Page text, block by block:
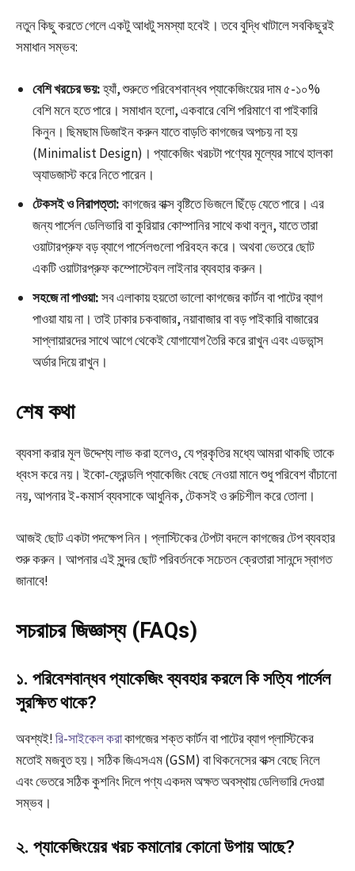
নতুন কিছু করতে গেলে একটু আধটু সমস্যা হবেই। তবে বুদ্ধি খাটালে সবকিছুরই
সমাধান সম্ভব:
বেশি খরচের ভয়:হ্যাঁ, শুরুতে পরিবেশবান্ধব প্যাকেজিংয়ের দাম ৫-১০%
বেশি মনে হতে পারে। সমাধান হলো, একবারে বেশি পরিমাণে বা পাইকারি
কিনুন। ছিমছাম ডিজাইন করুন যাতে বাড়তি কাগজের অপচয় না হয়
(Minimalist Design)। প্যাকেজিং খরচটা পণ্যের মূল্যের সাথে হালকা
অ্যাডজাস্ট করে নিতে পারেন।
টেকসই ও নিরাপত্তা:কাগজের বাক্স বৃষ্টিতে ভিজলে ছিঁড়ে যেতে পারে। এর
জন্য পার্সেল ডেলিভারি বা কুরিয়ার কোম্পানির সাথে কথা বলুন, যাতে তারা
ওয়াটারপ্রুফ বড় ব্যাগে পার্সেলগুলো পরিবহন করে। অথবা ভেতরে ছোট
একটি ওয়াটারপ্রুফ কম্পোস্টেবল লাইনার ব্যবহার করুন।
সহজে না পাওয়া:সব এলাকায় হয়তো ভালো কাগজের কার্টন বা পাটের ব্যাগ
পাওয়া যায় না। তাই ঢাকার চকবাজার, নয়াবাজার বা বড় পাইকারি বাজারের
সাপ্লায়ারদের সাথে আগে থেকেই যোগাযোগ তৈরি করে রাখুন এবং এডভান্স
অর্ডার দিয়ে রাখুন।
শেষ কথা
ব্যবসা করার মূল উদ্দেশ্য লাভ করা হলেও, যে প্রকৃতির মধ্যে আমরা থাকছি তাকে
ধ্বংস করে নয়। ইকো-ফ্রেন্ডলি প্যাকেজিং বেছে নেওয়া মানে শুধু পরিবেশ বাঁচানো
নয়, আপনার ই-কমার্স ব্যবসাকে আধুনিক, টেকসই ও রুচিশীল করে তোলা।
আজই ছোট একটা পদক্ষেপ নিন। প্লাস্টিকের টেপটা বদলে কাগজের টেপ ব্যবহার
শুরু করুন। আপনার এই সুন্দর ছোট পরিবর্তনকে সচেতন ক্রেতারা সানন্দে স্বাগত
জানাবে!
সচরাচর জিজ্ঞাস্য (FAQs)
১. পরিবেশবান্ধব প্যাকেজিং ব্যবহার করলে কি সত্যি পার্সেল
সুরক্ষিত থাকে?
অবশ্যই!রি-সাইকেল করাকাগজের শক্ত কার্টন বা পাটের ব্যাগ প্লাস্টিকের
মতোই মজবুত হয়। সঠিক জিএসএম (GSM) বা থিকনেসের বাক্স বেছে নিলে
এবং ভেতরে সঠিক কুশনিং দিলে পণ্য একদম অক্ষত অবস্থায় ডেলিভারি দেওয়া
সম্ভব।
২. প্যাকেজিংয়ের খরচ কমানোর কোনো উপায় আছে?